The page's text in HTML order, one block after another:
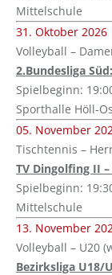
Mittelschule
31. Oktober 2026
Volleyball –
2.Bundesliga
Spielbeginn:
Sporthalle Höll-
05. November
Tischtennis –
TV Dingolfing II
Spielbeginn:
Mittelschule
13. November
Volleyball – U20
Bezirksliga U18/